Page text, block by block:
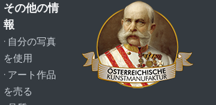
その他の情
報
· 自分の写真
を使用
· アート作品
を売る